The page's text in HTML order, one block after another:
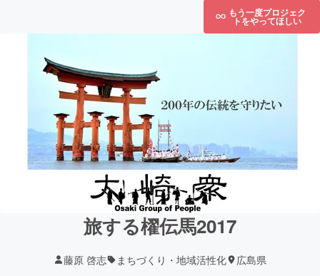
もう一度プロジェク
トをやってほしい
旅する櫂伝馬2017
藤原 啓志 まちづくり・地域活性化 広島県